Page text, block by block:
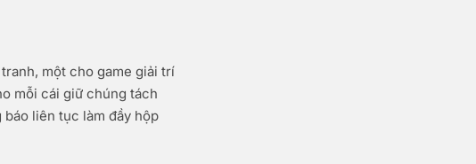
một cho game giải trí
mỗi cái giữ chúng tách
liên tục làm đầy hộp